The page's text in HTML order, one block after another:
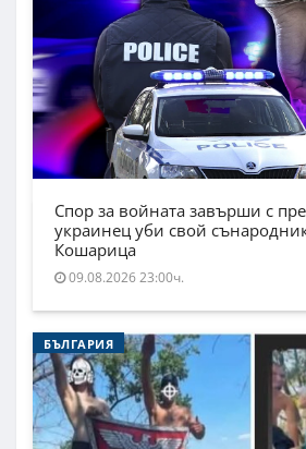
Спор за войната завърши с
украинец уби свой
Кошарица
09.08.2026 23:00ч.
БЪЛГАРИЯ